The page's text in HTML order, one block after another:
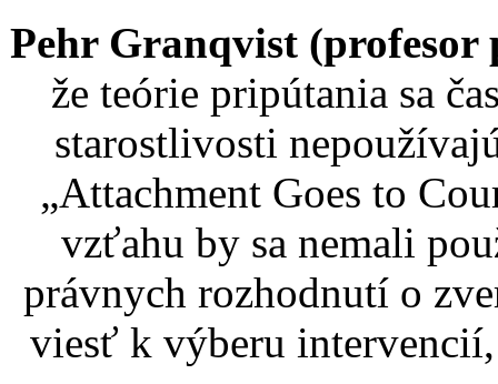
Pehr Granqvist (profesor
že teórie pripútania sa
starostlivosti
„Attachment Goes to
vzťahu by sa nemali
právnych rozhodnutí o
viesť k výberu